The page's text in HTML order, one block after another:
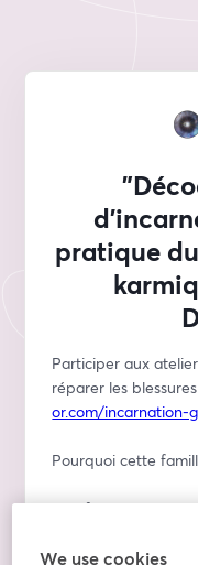
pratique
Participer aux
réparer les
or.com/incarnation-
Pourquoi cette
Une famille, c'est
ensemble, parfois
We use cookies